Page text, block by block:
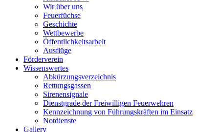
Wir über uns
Feuerfüchse
Geschichte
Wettbewerbe
Öffentlichkeitsarbeit
Ausflüge
Förderverein
Wissenswertes
Abkürzungsverzeichnis
Rettungsgassen
Sirenensignale
Dienstgrade der Freiwilligen Feuerwehren
Kennzeichnung von Führungskräften im Einsatz
Notdienste
Gallery